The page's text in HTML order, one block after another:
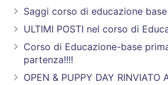
Saggi corso di educazione
ULTIMI POSTI nel corso di
Corso di Educazione-base
partenza!!!!
OPEN & PUPPY DAY RINVIATO